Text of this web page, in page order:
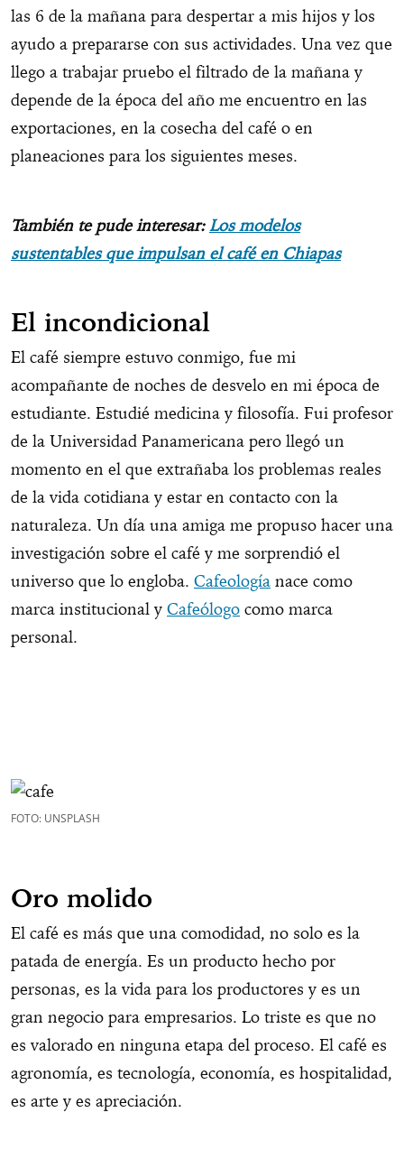
las 6 de la mañana para despertar a mis hijos y los
ayudo a prepararse con sus actividades. Una vez que
llego a trabajar pruebo el filtrado de la mañana y
depende de la época del año me encuentro en las
exportaciones, en la cosecha del café o en
planeaciones para los siguientes meses.
También te pude interesar: Los modelos
sustentables que impulsan el café en Chiapas
El incondicional
El café siempre estuvo conmigo, fue mi
acompañante de noches de desvelo en mi época de
estudiante. Estudié medicina y filosofía. Fui profesor
de la Universidad Panamericana pero llegó un
momento en el que extrañaba los problemas reales
de la vida cotidiana y estar en contacto con la
naturaleza. Un día una amiga me propuso hacer una
investigación sobre el café y me sorprendió el
universo que lo engloba. Cafeología nace como
marca institucional y Cafeólogo como marca
personal.
FOTO: UNSPLASH
Oro molido
El café es más que una comodidad, no solo es la
patada de energía. Es un producto hecho por
personas, es la vida para los productores y es un
gran negocio para empresarios. Lo triste es que no
es valorado en ninguna etapa del proceso. El café es
agronomía, es tecnología, economía, es hospitalidad,
es arte y es apreciación.